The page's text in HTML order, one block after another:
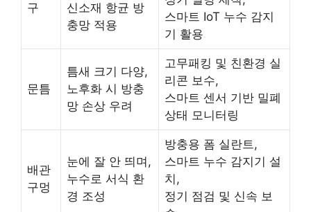
구
신소재 항균 방
충망 적용
스마트 IoT 누수 감지
기 활용
문틈
틈새 크기 다양,
노후화 시 방충
망 손상 우려
고무패킹 및 친환경 실
리콘 보수,
스마트 센서 기반 밀폐
상태 모니터링
배관
구멍
눈에 잘 안 띄며,
누수로 서식 환
경 조성
방충용 폼 실란트,
스마트 누수 감지기 설
치,
정기 점검 및 신속 보